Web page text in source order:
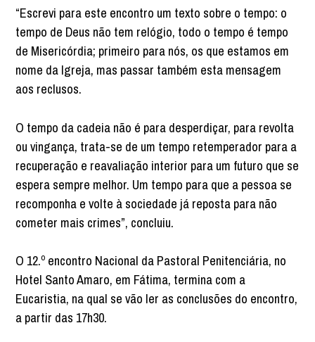
“Escrevi para este encontro um texto sobre o tempo: o
tempo de Deus não tem relógio, todo o tempo é tempo
de Misericórdia; primeiro para nós, os que estamos em
nome da Igreja, mas passar também esta mensagem
aos reclusos.
O tempo da cadeia não é para desperdiçar, para revolta
ou vingança, trata-se de um tempo retemperador para a
recuperação e reavaliação interior para um futuro que se
espera sempre melhor. Um tempo para que a pessoa se
recomponha e volte à sociedade já reposta para não
cometer mais crimes”, concluiu.
O 12.º encontro Nacional da Pastoral Penitenciária, no
Hotel Santo Amaro, em Fátima, termina com a
Eucaristia, na qual se vão ler as conclusões do encontro,
a partir das 17h30.